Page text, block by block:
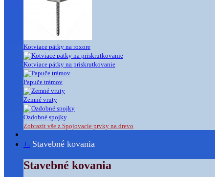
Kotviace pätky na roxore
Kotviace pätky na priskrutkovanie
Papuče trámov
Zemné vruty
Ozdobné spojky
Zobrazit vše z Spojovacie prvky na drevo
+- Stavebné kovania
Stavebné kovania